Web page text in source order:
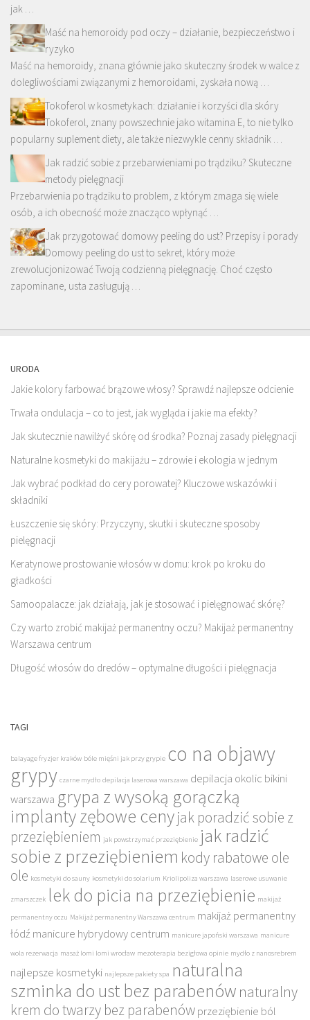
jak …
Maść na hemoroidy pod oczy – działanie, bezpieczeństwo i
ryzyko
Maść na hemoroidy, znana głównie jako skuteczny środek w walce z
dolegliwościami związanymi z hemoroidami, zyskała nową …
Tokoferol w kosmetykach: działanie i korzyści dla skóry
Tokoferol, znany powszechnie jako witamina E, to nie tylko
popularny suplement diety, ale także niezwykle cenny składnik …
Jak radzić sobie z przebarwieniami po trądziku? Skuteczne
metody pielęgnacji
Przebarwienia po trądziku to problem, z którym zmaga się wiele
osób, a ich obecność może znacząco wpłynąć …
Jak przygotować domowy peeling do ust? Przepisy i porady
Domowy peeling do ust to sekret, który może
zrewolucjonizować Twoją codzienną pielęgnację. Choć często
zapominane, usta zasługują …
URODA
Jakie kolory farbować brązowe włosy? Sprawdź najlepsze odcienie
Trwała ondulacja – co to jest, jak wygląda i jakie ma efekty?
Jak skutecznie nawilżyć skórę od środka? Poznaj zasady pielęgnacji
Naturalne kosmetyki do makijażu – zdrowie i ekologia w jednym
Jak wybrać podkład do cery porowatej? Kluczowe wskazówki i
składniki
Łuszczenie się skóry: Przyczyny, skutki i skuteczne sposoby
pielęgnacji
Keratynowe prostowanie włosów w domu: krok po kroku do
gładkości
Samoopalacze: jak działają, jak je stosować i pielęgnować skórę?
Czy warto zrobić makijaż permanentny oczu? Makijaż permanentny
Warszawa centrum
Długość włosów do dredów – optymalne długości i pielęgnacja
TAGI
balayage fryzjer kraków bóle mięśni jak przy grypie co na objawy
grypy czarne mydło depilacja laserowa warszawa depilacja okolic bikini
warszawa grypa z wysoką gorączką
implanty zębowe cenyjak poradzić sobie z
przeziębieniem jak powstrzymać przeziębienie jak radzić
sobie z przeziębieniem kody rabatowe ole
ole kosmetyki do sauny kosmetyki do solarium Kriolipoliza warszawa laserowe usuwanie
zmarszczek lek do picia na przeziębienie makijaż
permanentny oczu Makijaż permanentny Warszawa centrum makijaż permanentny
łódź manicure hybrydowy centrum manicure japoński warszawa manicure
wola rezerwacja masaż lomi lomi wrocław mezoterapia bezigłowa opinie mydło z nanosrebrem
najlepsze kosmetyki najlepsze pakiety spa naturalna
szminka do ust bez parabenów naturalny
krem do twarzy bez parabenówprzeziębienie ból